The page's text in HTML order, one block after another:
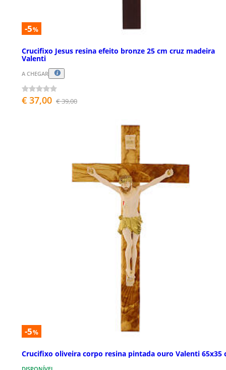
-5%
Crucifixo Jesus resina efeito bronze 25 cm cruz madeira
Valenti
A CHEGAR
€ 37,00 € 39,00
-5%
Crucifixo oliveira corpo resina pintada ouro Valenti 65x35